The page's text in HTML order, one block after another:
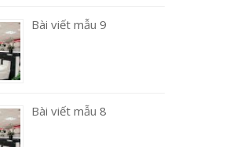
Bài viết mẫu 9
Bài viết mẫu 8